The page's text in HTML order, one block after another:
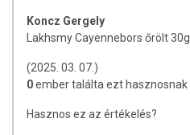
Koncz Gergely
Lakhsmy Cayennebors őrölt 30g
(2025. 03. 07.)
0ember találta ezt hasznosnak
Hasznos ez az értékelés?